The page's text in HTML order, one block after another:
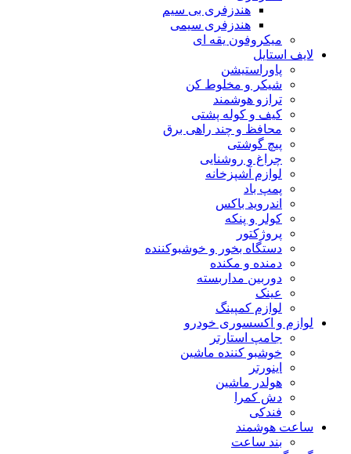
هندزفری بی سیم
هندزفری سیمی
میکروفون یقه ای
لایف استایل
پاوراستیشن
شیکر و مخلوط کن
ترازو هوشمند
کیف و کوله پشتی
محافظ و چند راهی برق
پیچ گوشتی
چراغ و روشنایی
لوازم آشپزخانه
پمپ باد
اندروید باکس
کولر و پنکه
پروژکتور
دستگاه بخور و خوشبوکننده
دمنده و مکنده
دوربین مداربسته
عینک
لوازم کمپینگ
لوازم و اکسسوری خودرو
جامپ استارتر
خوشبو کننده ماشین
اینورتر
هولدر ماشین
دش کمرا
فندکی
ساعت هوشمند
بند ساعت